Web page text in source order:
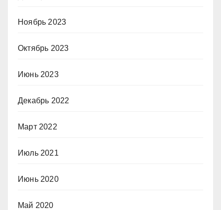
Ноябрь 2023
Октябрь 2023
Июнь 2023
Декабрь 2022
Март 2022
Июль 2021
Июнь 2020
Май 2020